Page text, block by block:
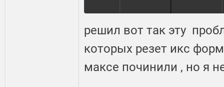
решил вот так эту
которых резет икс
максе починили , но я